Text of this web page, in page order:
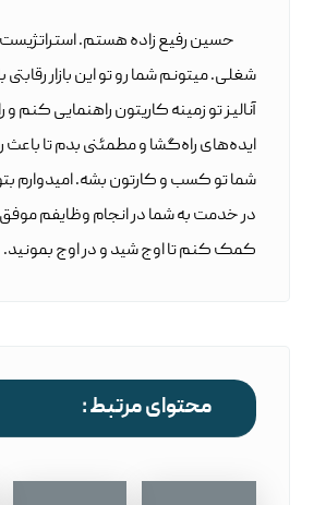
حسین رفیع زاده هستم.
شغلی. میتونم شما رو تو این بازار
آنالیز تو زمینه کاریتون راهنمایی کنم و
ایده‌های راه‌گشا و مطمئنی بدم تا باعث
شما تو کسب و کارتون بشه. امیدوارم
در خدمت به شما در انجام وظایفم
کمک کنم تا اوج شید و در اوج بمونید.
محتوای مرتبط :